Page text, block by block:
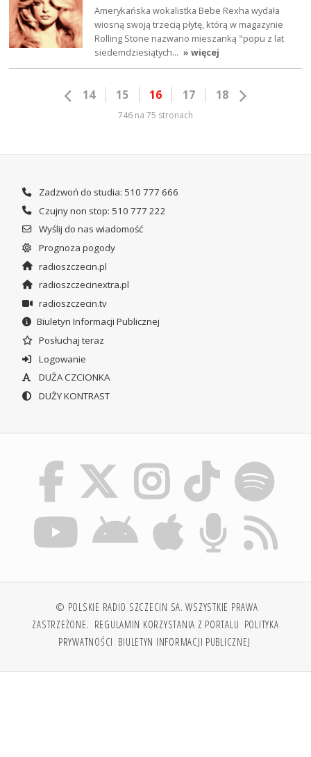
Amerykańska wokalistka Bebe Rexha wydała
wiosną swoją trzecią płytę, którą w magazynie
Rolling Stone nazwano mieszanką "popu z lat
siedemdziesiątych… » więcej
14 15 16 17 18
746 na 75 stronach
Zadzwoń do studia: 510 777 666
Czujny non stop: 510 777 222
Wyślij do nas wiadomość
Prognoza pogody
radioszczecin.pl
radioszczecinextra.pl
radioszczecin.tv
Biuletyn Informacji Publicznej
Posłuchaj teraz
Logowanie
DUŻA CZCIONKA
DUŻY KONTRAST
© POLSKIE RADIO SZCZECIN SA. WSZYSTKIE PRAWA
ZASTRZEŻONE. REGULAMIN KORZYSTANIA Z PORTALU POLITYKA
PRYWATNOŚCI BIULETYN INFORMACJI PUBLICZNEJ